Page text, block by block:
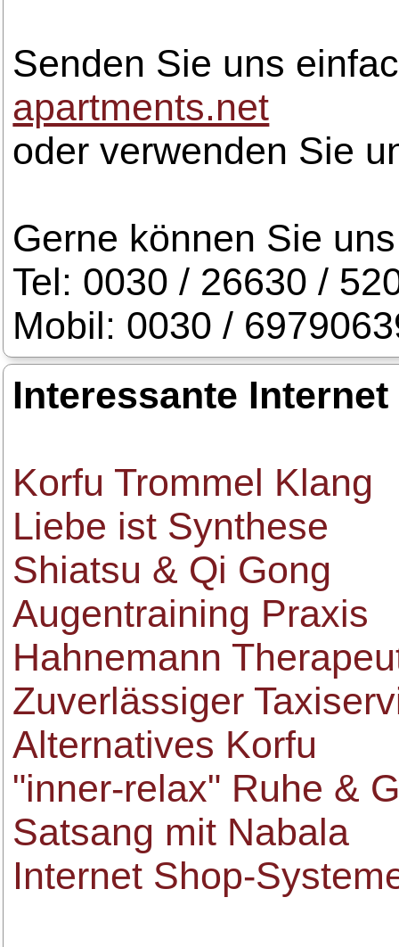
Senden Sie uns
apartments.net
oder verwenden Sie
Gerne können Sie
Tel: 0030 / 26630 /
Mobil: 0030 /
Interessante
Korfu Trommel Klang
Liebe ist Synthese
Shiatsu & Qi Gong
Augentraining Praxis
Hahnemann
Zuverlässiger
Alternatives Korfu
"inner-relax" Ruhe &
Satsang mit Nabala
Internet Shop-